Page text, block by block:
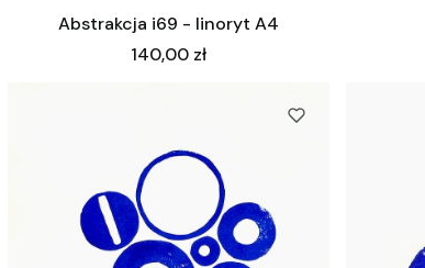
Abstrakcja i69 - linoryt A4
Cena
140,00 zł